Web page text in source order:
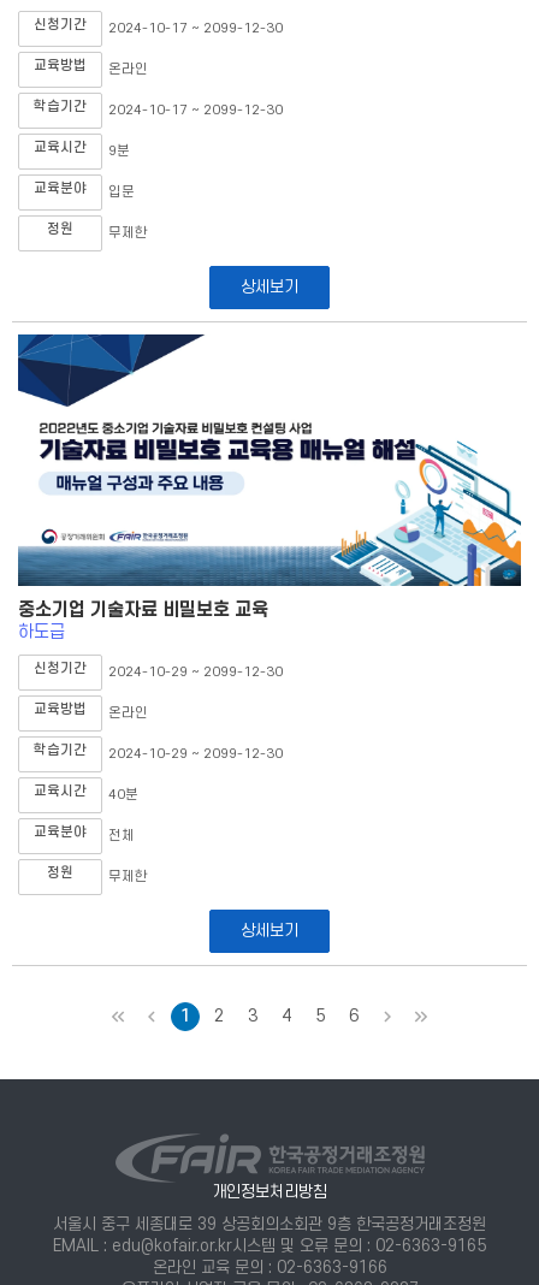
신청기간 2024-10-17 ~ 2099-12-30
교육방법 온라인
학습기간 2024-10-17 ~ 2099-12-30
교육시간 9분
교육분야 입문
정원 무제한
상세보기
중소기업 기술자료 비밀보호 교육
하도급
신청기간 2024-10-29 ~ 2099-12-30
교육방법 온라인
학습기간 2024-10-29 ~ 2099-12-30
교육시간 40분
교육분야 전체
정원 무제한
상세보기
처음이전1 2 3 4 5 6 다음마지막
개인정보처리방침
서울시 중구 세종대로 39 상공회의소회관 9층 한국공정거래조정원
EMAIL : edu@kofair.or.kr시스템 및 오류 문의 : 02-6363-9165
온라인 교육 문의 : 02-6363-9166